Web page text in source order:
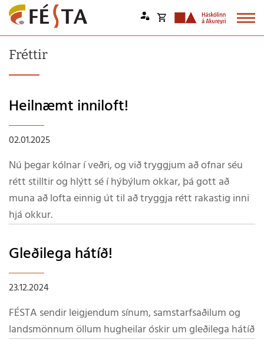
Opna
körfu
Karfan þín
Karfan er tóm.
Fréttir
Heilnæmt inniloft!
02.01.2025
Nú þegar kólnar í veðri, og við tryggjum að ofnar séu
rétt stilltir og hlýtt sé í hýbýlum okkar, þá gott að
muna að lofta einnig út til að tryggja rétt rakastig inni
hjá okkur.
Gleðilega hátíð!
23.12.2024
FÉSTA sendir leigjendum sínum, samstarfsaðilum og
landsmönnum öllum hugheilar óskir um gleðilega hátíð